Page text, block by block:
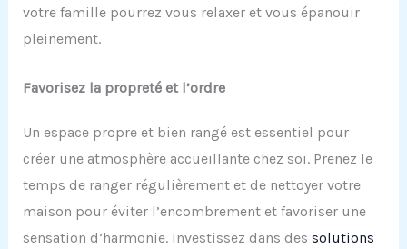
votre famille pourrez vous relaxer et vous épanouir
pleinement.
Favorisez la propreté et l’ordre
Un espace propre et bien rangé est essentiel pour
créer une atmosphère accueillante chez soi. Prenez le
temps de ranger régulièrement et de nettoyer votre
maison pour éviter l’encombrement et favoriser une
sensation d’harmonie. Investissez dans des solutions